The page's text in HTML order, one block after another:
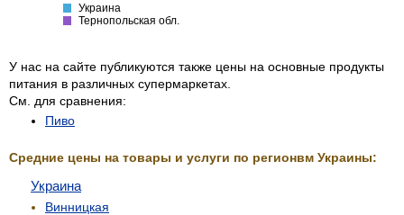
Украина
Тернопольская обл.
У нас на сайте публикуются также цены на основные продукты
питания в различных супермаркетах.
См. для сравнения:
Пиво
Средние цены на товары и услуги по регионвм Украины:
Украина
Винницкая